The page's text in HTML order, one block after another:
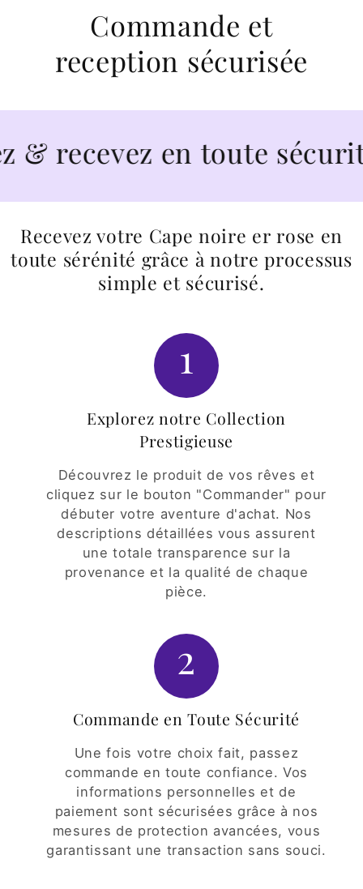
Commande et
reception sécurisée
en toute sécurité
Recevez votre Cape noire er rose en
toute sérénité grâce à notre processus
simple et sécurisé.
1
Explorez notre Collection
Prestigieuse
Découvrez le produit de vos rêves et
cliquez sur le bouton "Commander" pour
débuter votre aventure d'achat. Nos
descriptions détaillées vous assurent
une totale transparence sur la
provenance et la qualité de chaque
pièce.
2
Commande en Toute Sécurité
Une fois votre choix fait, passez
commande en toute confiance. Vos
informations personnelles et de
paiement sont sécurisées grâce à nos
mesures de protection avancées, vous
garantissant une transaction sans souci.